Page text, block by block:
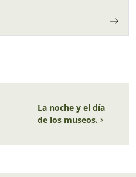
La noche y el día
de los museos.